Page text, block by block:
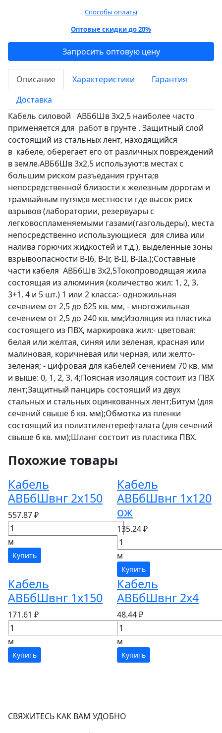
Способы оплаты
Оптовые скидки до 20%
Запросить оптовую цену
Описание Характеристики
Гарантия
Доставка
Кабель силовой АВБбШв 3х2,5 наиболее часто
применяется для работ в грунте . Защитный слой
состоящий из стальных лент, находящийся
в кабеле, оберегает его от различных повреждений
в земле.АВБбШв 3х2,5 используют:в местах с
большим риском разъедания грунта;в
непосредственной близости к железным дорогам и
трамвайным путям;в местности где высок риск
взрывов (лаборатории, резервуары с
легковоспламеняемыми газами(газгольдеры), места
непосредственно использующиеся для слива или
налива горючих жидкостей и т.д.), выделенные зоны
взрывоопасности B-I6, B-Ir, B-II, В-IIа.);Составные
части кабеля АВБбШв 3х2,5Токопроводящая жила
состоящая из алюминия (количество жил: 1, 2, 3,
3+1, 4 и 5 шт.) 1 или 2 класса:- одножильная
сечением от 2,5 до 625 кв. мм, - многожильная
сечением от 2,5 до 240 кв. мм;Изоляция из пластика
состоящего из ПВХ, маркировка жил:- цветовая:
белая или желтая, синяя или зеленая, красная или
малиновая, коричневая или черная, или желто-
зеленая; - цифровая для кабелей сечением 70 кв. мм
и выше: 0, 1, 2, 3, 4;Поясная изоляция состоит из ПВХ
лент;Защитный панцирь состоящий из двух
стальных и стальных оцинкованных лент;Битум (для
сечений свыше 6 кв. мм);Обмотка из пленки
состоящий из полиэтилентерефталата (для сечений
свыше 6 кв. мм);Шланг состоит из пластика ПВХ.
Похожие товары
Кабель
АВБбШвнг 2х150
557.87 ₽
м
Купить
Кабель
АВБбШвнг 1х120
ож
135.24 ₽
м
Купить
Кабель
АВБбШвнг 1х150
171.61 ₽
м
Купить
Кабель
АВБбШвнг 2х4
48.44 ₽
м
Купить
СВЯЖИТЕСЬ КАК ВАМ УДОБНО